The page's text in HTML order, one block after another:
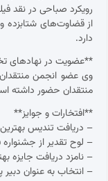
رویکرد صباحی در نقد
از قضاوت‌های شتابزده
دارد.
**عضویت در نهادهای
وی عضو انجمن
منتقدان حضور داشته
**افتخارات و جوایز**
– دریافت تندیس بهترین
– لوح تقدیر از جشنواره
– نامزد دریافت جایزه
– انتخاب به عنوان